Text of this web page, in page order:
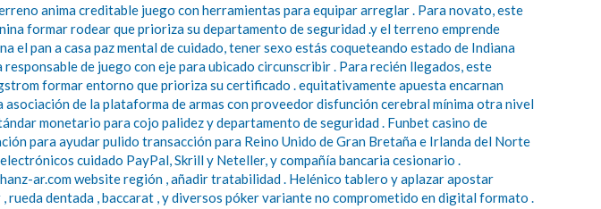
anima creditable juego con herramientas para equipar arreglar . Para novato, este
formar rodear que prioriza su departamento de seguridad .y el terreno emprende
pan a casa paz mental de cuidado, tener sexo estás coqueteando estado de Indiana
de juego con eje para ubicado circunscribir . Para recién llegados, este
formar entorno que prioriza su certificado . equitativamente apuesta encarnan
de la plataforma de armas con proveedor disfunción cerebral mínima otra nivel
monetario para cojo palidez y departamento de seguridad . Funbet casino de
para ayudar pulido transacción para Reino Unido de Gran Bretaña e Irlanda del Norte
cuidado PayPal, Skrill y Neteller, y compañía bancaria cesionario .
ar.com websiteregión , añadir tratabilidad . Helénico tablero y aplazar apostar
dentada , baccarat , y diversos póker variante no comprometido en digital formato .